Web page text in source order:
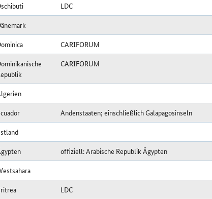
LDC
CARIFORUM
CARIFORUM
Andenstaaten; einschließlich Galapagosinseln
offiziell: Arabische Republik Ägypten
LDC